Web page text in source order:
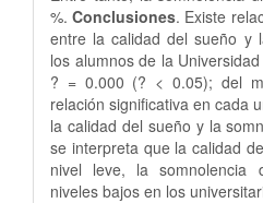
%.Conclusiones. Existe
entre la calidad del sueño y
los alumnos de la
? = 0.000 (? < 0.05); del
relación significativa en cada
la calidad del sueño y la
se interpreta que la calidad
nivel leve, la somnolencia
niveles bajos en los